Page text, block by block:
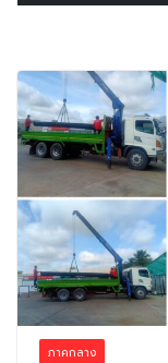
ภาคกลาง